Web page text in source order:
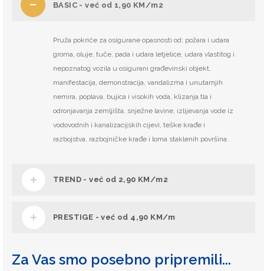
BASIC - već od 1,90 KM/m2
Pruža pokriće za osigurane opasnosti od: požara i udara
groma, oluje, tuče, pada i udara letjelice, udara vlastitog i
nepoznatog vozila u osigurani građevinski objekt,
manifestacija, demonstracija, vandalizma i unutarnjih
nemira, poplava, bujica i visokih voda, klizanja tla i
odronjavanja zemljišta, snježne lavine, izlijevanja vode iz
vodovodnih i kanalizacijskih cijevi, teške krađe i
razbojstva, razbojničke krađe i loma staklenih površina.
TREND - već od 2,90 KM/m2
BASIC + dodatna pokrića poput:
saniranja oštećenja na vodovodnim i
PRESTIGE - već od 4,90 KM/m
TREND + specifičniji rizici i opasnosti koje mogu nanijeti
Vašem kućnom budžetu troškove vrtoglavih iznosa poput:
Za Vas smo posebno pripremili...